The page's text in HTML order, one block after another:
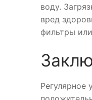
воду.
вред
фильтры
Регулярное